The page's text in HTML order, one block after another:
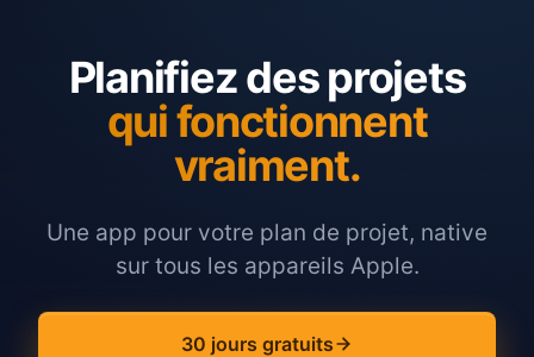
Planifiez des projets
qui fonctionnent
vraiment.
Une app pour votre plan de projet, native
sur tous les appareils Apple.
30 jours gratuits